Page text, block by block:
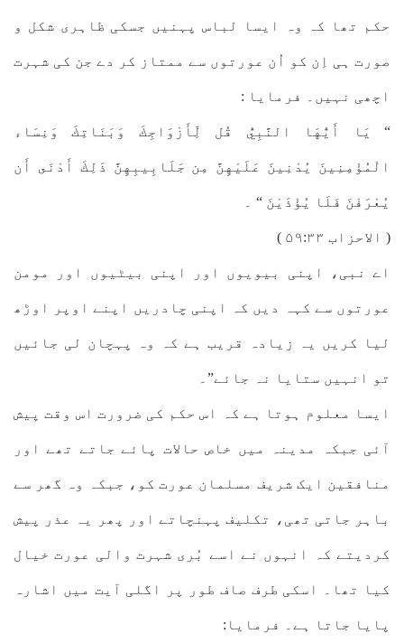
حکم تھا کہ وہ ایسا لباس پہنیں جسکی ظاہری شکل و
صورت ہی اِن کو اُن عورتوں سے ممتاز کر دے جن کی شہرت
اچھی نہیں۔ فرمایا :
“ يَا أَيُّهَا النَّبِيُّ قُل لِّأَزْوَاجِكَ وَبَنَاتِكَ وَنِسَاء
الْمُؤْمِنِينَ يُدْنِينَ عَلَيْهِنَّ مِن جَلَابِيبِهِنَّ ذَلِكَ أَدْنَى أَن
يُعْرَفْنَ فَلَا يُؤْذَيْنَ “ ۔
( الاحزاب ۵۹:۳۳ )
اے نبی، اپنی بیویوں اور اپنی بیٹیوں اور مومن
عورتوں سے کہہ دیں کہ اپنی چادریں اپنے اوپر اوڑھ
لیا کریں یہ زیادہ قریب ہے کہ وہ پہچان لی جائیں
تو انہیں ستایا نہ جائے”۔
ایسا معلوم ہوتا ہے کہ اس حکم کی ضرورت اس وقت پیش
آئی جبکہ مدینہ میں خاص حالات پائے جاتے تھے اور
منافقین ایک شریف مسلمان عورت کو، جبکہ وہ گھر سے
باہر جاتی تھی، تکلیف پہنچاتے اور پھر یہ عذر پیش
کردیتے کہ انہوں نے اسے بُری شہرت والی عورت خیال
کیا تھا۔ اسکی طرف صاف طور پر اگلی آیت میں اشارہ
پایا جاتا ہے۔ فرمایا: